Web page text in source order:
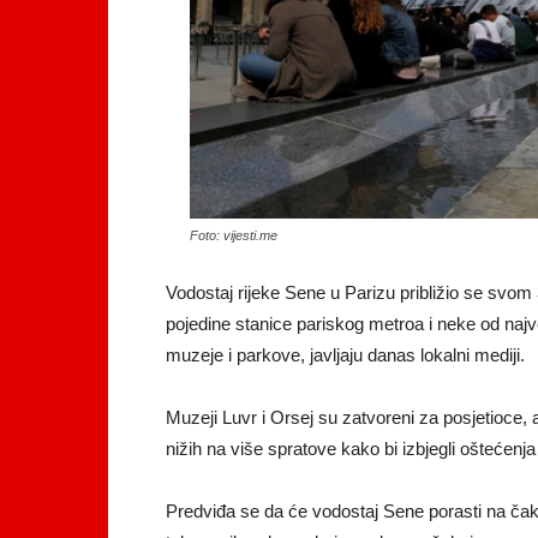
Foto: vijesti.me
Vodostaj rijeke Sene u Parizu približio se
pojedine stanice pariskog metroa i neke od
muzeje i parkove, javljaju danas lokalni mediji.
Muzeji Luvr i Orsej su zatvoreni za posjetioce,
nižih na više spratove kako bi izbjegli
Predviđa se da će vodostaj Sene porasti na